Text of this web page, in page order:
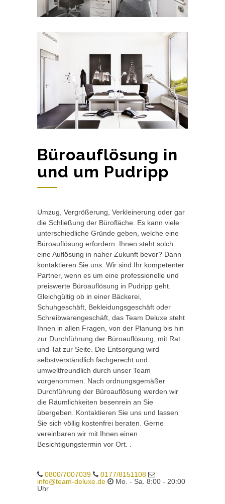
Büroauflösung in
und um Pudripp
Umzug, Vergrößerung, Verkleinerung oder gar
die Schließung der Bürofläche. Es kann viele
unterschiedliche Gründe geben, welche eine
Büroauflösung erfordern. Ihnen steht solch
eine Auflösung in naher Zukunft bevor? Dann
kontaktieren Sie uns. Wir sind Ihr kompetenter
Partner, wenn es um eine professionelle und
preiswerte Büroauflösung in Pudripp geht.
Gleichgültig ob in einer Bäckerei,
Schuhgeschäft, Bekleidungsgeschäft oder
Schreibwarengeschäft, das Team Deluxe steht
Ihnen in allen Fragen, von der Planung bis hin
zur Durchführung der Büroauflösung, mit Rat
und Tat zur Seite. Die Entsorgung wird
selbstverständlich fachgerecht und
umweltfreundlich durch unser Team
vorgenommen. Nach ordnungsgemäßer
Durchführung der Büroauflösung werden wir
die Räumlichkeiten besenrein an Sie
übergeben. Kontaktieren Sie uns und lassen
Sie sich völlig kostenfrei beraten. Gerne
vereinbaren wir mit Ihnen einen
Besichtigungstermin vor Ort. .
0800/7007039
0177/8151108
info@team-deluxe.de
Mo. - Sa. 8:00 - 20:00
Uhr